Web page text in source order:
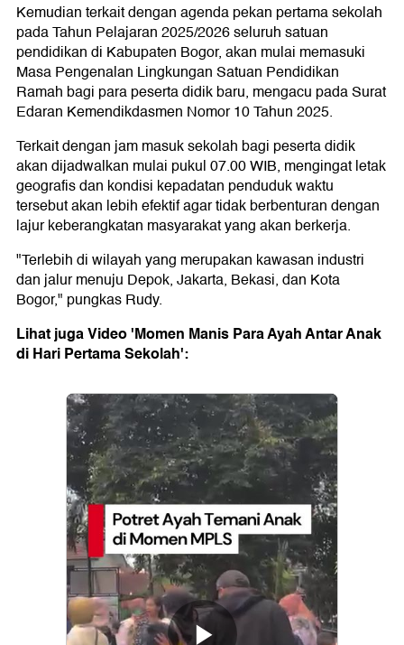
Kemudian terkait dengan agenda pekan pertama sekolah
pada Tahun Pelajaran 2025/2026 seluruh satuan
pendidikan di Kabupaten Bogor, akan mulai memasuki
Masa Pengenalan Lingkungan Satuan Pendidikan
Ramah bagi para peserta didik baru, mengacu pada Surat
Edaran Kemendikdasmen Nomor 10 Tahun 2025.
Terkait dengan jam masuk sekolah bagi peserta didik
akan dijadwalkan mulai pukul 07.00 WIB, mengingat letak
geografis dan kondisi kepadatan penduduk waktu
tersebut akan lebih efektif agar tidak berbenturan dengan
lajur keberangkatan masyarakat yang akan berkerja.
"Terlebih di wilayah yang merupakan kawasan industri
dan jalur menuju Depok, Jakarta, Bekasi, dan Kota
Bogor," pungkas Rudy.
Lihat juga Video 'Momen Manis Para Ayah Antar Anak
di Hari Pertama Sekolah':